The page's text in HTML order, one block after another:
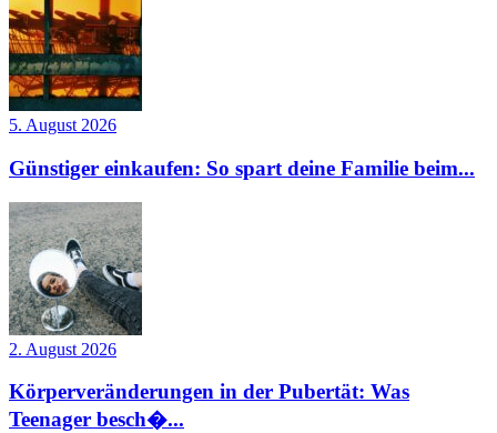
5. August 2026
Günstiger einkaufen: So spart deine Familie beim...
2. August 2026
Körperveränderungen in der Pubertät: Was
Teenager besch�...